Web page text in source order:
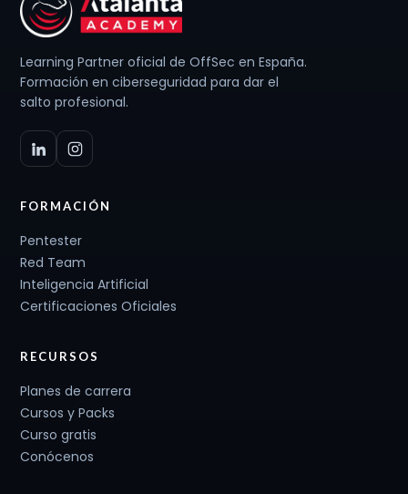
Learning Partner oficial de OffSec en España.
Formación en ciberseguridad para dar el
salto profesional.
FORMACIÓN
Pentester
Red Team
Inteligencia Artificial
Certificaciones Oficiales
RECURSOS
Planes de carrera
Cursos y Packs
Curso gratis
Conócenos